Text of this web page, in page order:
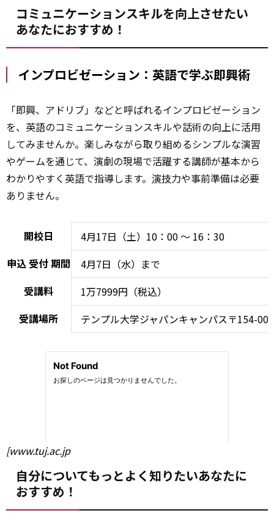
コミュニケーションスキルを向上させたい
あなたにおすすめ！
インプロビゼーション：英語で学ぶ即興術
「即興、アドリブ」などと呼ばれるインプロビゼーション
を、英語のコミュニケーションスキルや話術の向上に活用
してみませんか。楽しみながら取り組めるシンプルな演習
やゲームを通じて、演劇の現場で活躍する講師が基本から
わかりやすく英語で指導します。 演技力や事前準備は必要
ありません。
開校日
4月17日（土）10：00 ～ 16：30
申込 受付期間
4月7日（水）まで
受講料
1万7999円（税込）
受講場所
テンプル大学ジャパンキャンパス〒154-
[www.tuj.ac.jp
自分についてもっとよく知りたいあなたに
おすすめ！